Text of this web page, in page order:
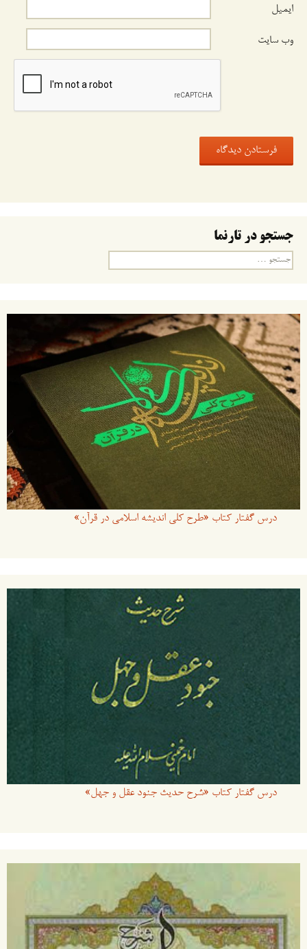
ایمیل
وب‌ سایت
جستجو در تارنما
جستجو
درس گفتار کتاب «طرح کلی اندیشه اسلامی در قرآن»
درس گفتار کتاب «شرح حدیث جنود عقل و جهل»